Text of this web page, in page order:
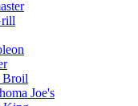
Broil
Joe's